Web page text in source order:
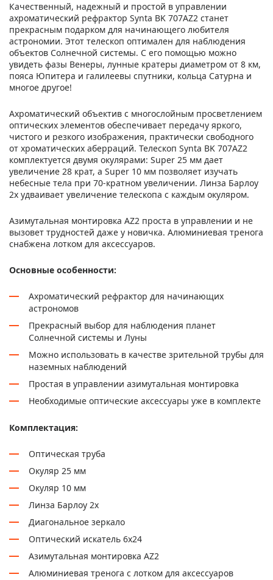
Качественный, надежный и простой в управлении
ахроматический рефрактор Synta BK 707AZ2 станет
прекрасным подарком для начинающего любителя
астрономии. Этот телескоп оптимален для наблюдения
объектов Солнечной системы. С его помощью можно
увидеть фазы Венеры, лунные кратеры диаметром от 8 км,
пояса Юпитера и галилеевы спутники, кольца Сатурна и
многое другое!
Ахроматический объектив с многослойным просветлением
оптических элементов обеспечивает передачу яркого,
чистого и резкого изображения, практически свободного
от хроматических аберраций. Телескоп Synta BK 707AZ2
комплектуется двумя окулярами: Super 25 мм дает
увеличение 28 крат, а Super 10 мм позволяет изучать
небесные тела при 70-кратном увеличении. Линза Барлоу
2x удваивает увеличение телескопа с каждым окуляром.
Азимутальная монтировка AZ2 проста в управлении и не
вызовет трудностей даже у новичка. Алюминиевая тренога
снабжена лотком для аксессуаров.
Основные особенности:
Ахроматический рефрактор для начинающих
астрономов
Прекрасный выбор для наблюдения планет
Солнечной системы и Луны
Можно использовать в качестве зрительной трубы для
наземных наблюдений
Простая в управлении азимутальная монтировка
Необходимые оптические аксессуары уже в комплекте
Комплектация:
Оптическая труба
Окуляр 25 мм
Окуляр 10 мм
Линза Барлоу 2x
Диагональное зеркало
Оптический искатель 6x24
Азимутальная монтировка AZ2
Алюминиевая тренога с лотком для аксессуаров